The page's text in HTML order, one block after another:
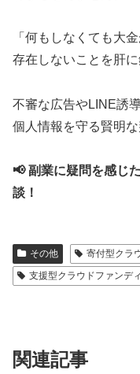
「何もしなくても大
存在しないことを肝
不審な広告やLINE誘
個人情報を守る賢明
📢 副業に疑問を感じ
談！
その他
寄付型クラ
支援型クラウドファンデ
関連記事